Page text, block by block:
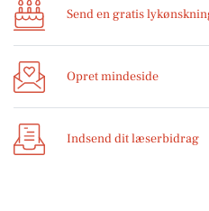
Send en gratis
Opret mindeside
Indsend dit læserbidrag